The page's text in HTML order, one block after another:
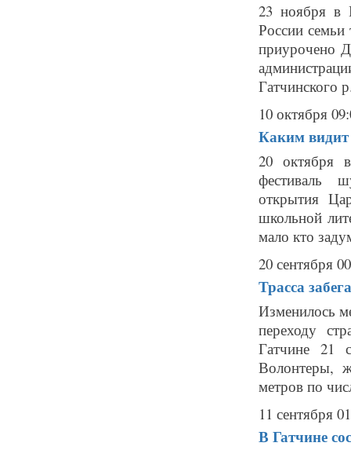
23 ноября в
России
приурочено
Гатчинского
10 октября
Каким
20 октября
фестиваль
открытия
школьной
мало кто
20 сентября
Трасса
Изменилось
переходу
Гатчине 21
Волонтеры,
метров по
11 сентября
В Гатчине